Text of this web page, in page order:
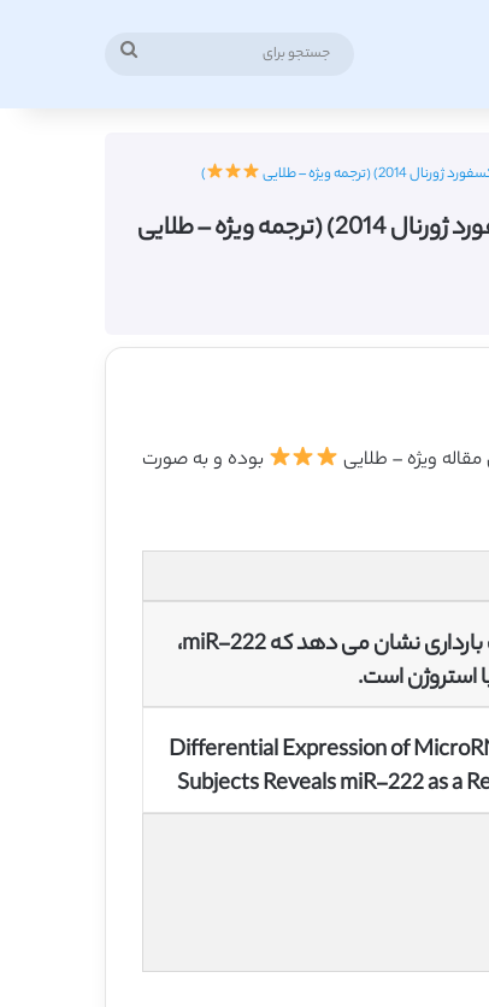
)
بوده و به صورت
بیان متفاوت میکرو RNA ها در بافت چربی چادرینه ای افراد مبتلا به دیابت بارداری نشان می دهد که miR-222،
Differential Expression of
Subjects Reveals miR-222 as a